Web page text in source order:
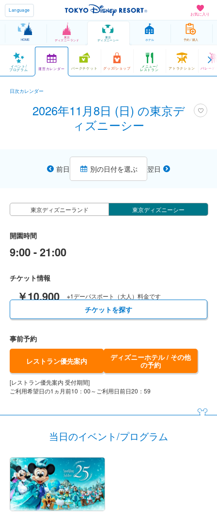
お気に入り
Language
HOME
東京
ディズニーランド
東京
ディズニーシー ホテル 予約 / 購入
イベント/
プログラム 運営カレンダー パークチケット グッズ/ショップ メニュー/
レストラン アトラクション パレード
日次カレンダー
2026年11月8日 (日) の東京デ
ィズニーシー
前日 別の日付を選ぶ 翌日
東京ディズニーランド 東京ディズニーシー
開園時間
9:00 - 21:00
チケット情報
￥10,900 ※1デーパスポート（大人）料金です
チケットを探す
事前予約
レストラン優先案内
ディズニーホテル / その他
の予約
[レストラン優先案内 受付期間]
ご利用希望日の1ヵ月前10：00～ご利用日前日20：59
当日のイベント/プログラム